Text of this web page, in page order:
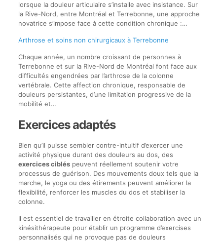
lorsque la douleur articulaire s’installe avec insistance. Sur
la Rive-Nord, entre Montréal et Terrebonne, une approche
novatrice s’impose face à cette condition chronique :…
Arthrose et soins non chirurgicaux à Terrebonne
Chaque année, un nombre croissant de personnes à
Terrebonne et sur la Rive-Nord de Montréal font face aux
difficultés engendrées par l’arthrose de la colonne
vertébrale. Cette affection chronique, responsable de
douleurs persistantes, d’une limitation progressive de la
mobilité et…
Exercices adaptés
Bien qu’il puisse sembler contre-intuitif d’exercer une
activité physique durant des douleurs au dos, des
exercices cibléspeuvent réellement soutenir votre
processus de guérison. Des mouvements doux tels que la
marche, le yoga ou des étirements peuvent améliorer la
flexibilité, renforcer les muscles du dos et stabiliser la
colonne.
Il est essentiel de travailler en étroite collaboration avec un
kinésithérapeute pour établir un programme d’exercises
personnalisés qui ne provoque pas de douleurs